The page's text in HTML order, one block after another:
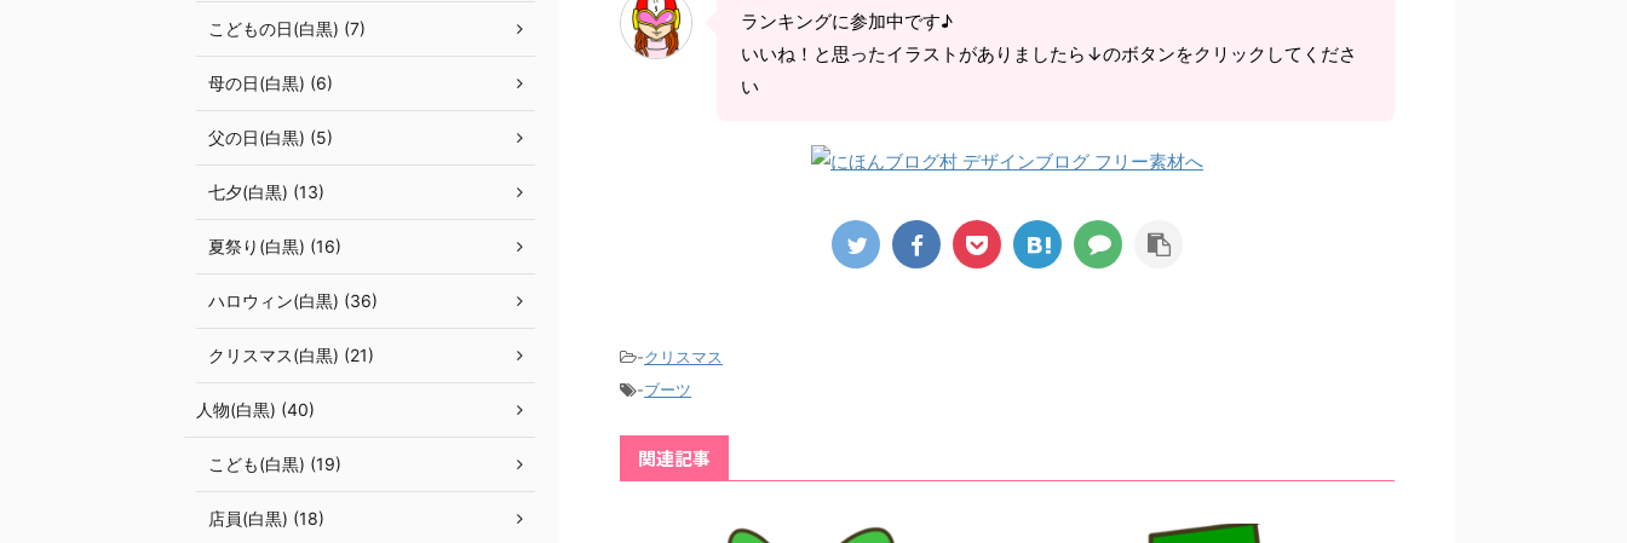
ランキングに参加中です♪
いいね！と思ったイラストがありましたら↓のボタンをクリックしてくださ
い
-クリスマス
-ブーツ
関連記事
こどもの日(白黒) (7)
母の日(白黒) (6)
父の日(白黒) (5)
七夕(白黒) (13)
夏祭り(白黒) (16)
ハロウィン(白黒) (36)
クリスマス(白黒) (21)
人物(白黒) (40)
こども(白黒) (19)
店員(白黒) (18)